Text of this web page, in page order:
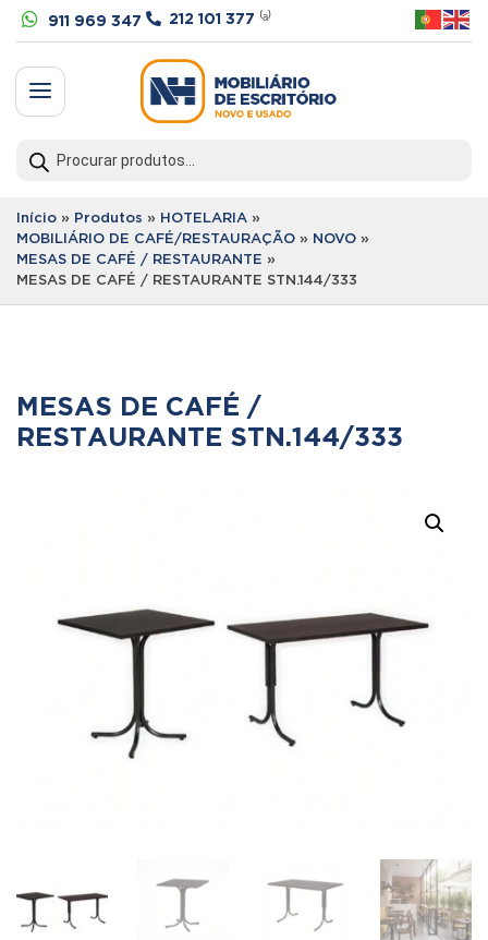
 911 969 347  212 101 377 ⁽ᵃ⁾
a
search
Início » Produtos » HOTELARIA »
MOBILIÁRIO DE CAFÉ/RESTAURAÇÃO » NOVO »
MESAS DE CAFÉ / RESTAURANTE »
MESAS DE CAFÉ / RESTAURANTE STN.144/333
MESAS DE CAFÉ /
RESTAURANTE STN.144/333